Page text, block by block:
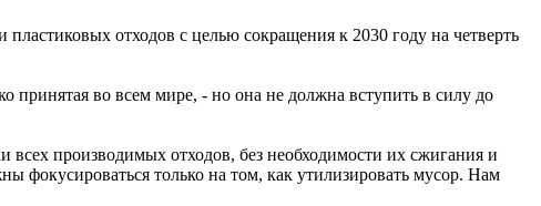
отходов с целью сокращения к 2030 году на четверть
во всем мире, - но она не должна вступить в силу до
производимых отходов, без необходимости их сжигания и
фокусироваться только на том, как утилизировать мусор. Нам